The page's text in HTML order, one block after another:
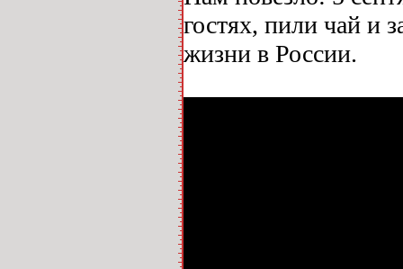
гостях, пили чай и
жизни в России.